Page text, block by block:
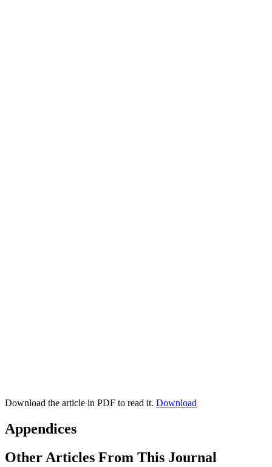
Download the article in PDF to read it. Download
Appendices
Other Articles From This Journal